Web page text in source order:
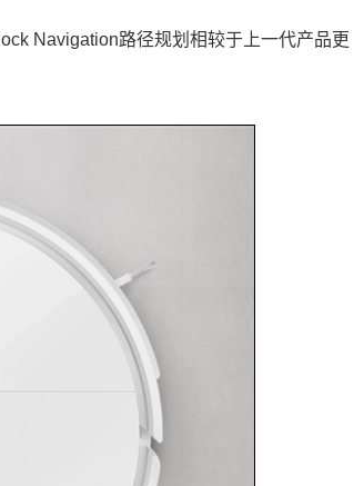
Navigation路径规划相较于上一代产品更